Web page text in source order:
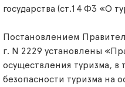
государства (ст.14 ФЗ «О
Постановлением
г. N 2229 установлены
осуществления туризма, в
безопасности туризма на